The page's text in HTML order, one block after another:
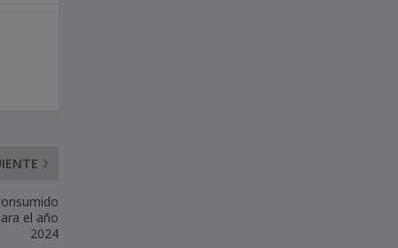
el año
2024